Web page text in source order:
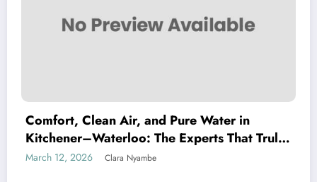
Comfort, Clean Air, and Pure Water in
Kitchener–Waterloo: The Experts That Truly
Care
March 12, 2026 Clara Nyambe